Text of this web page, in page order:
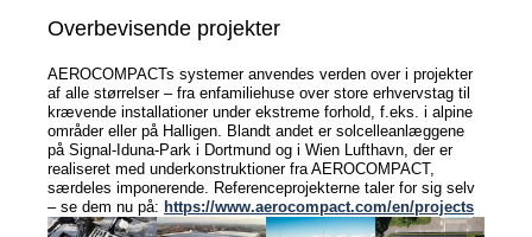
Overbevisende projekter
AEROCOMPACTs systemer anvendes verden over i projekter
af alle størrelser – fra enfamiliehuse over store erhvervstag til
krævende installationer under ekstreme forhold, f.eks. i alpine
områder eller på Halligen. Blandt andet er solcelleanlæggene
på Signal-Iduna-Park i Dortmund og i Wien Lufthavn, der er
realiseret med underkonstruktioner fra AEROCOMPACT,
særdeles imponerende. Referenceprojekterne taler for sig selv
– se dem nu på: https://www.aerocompact.com/en/projects